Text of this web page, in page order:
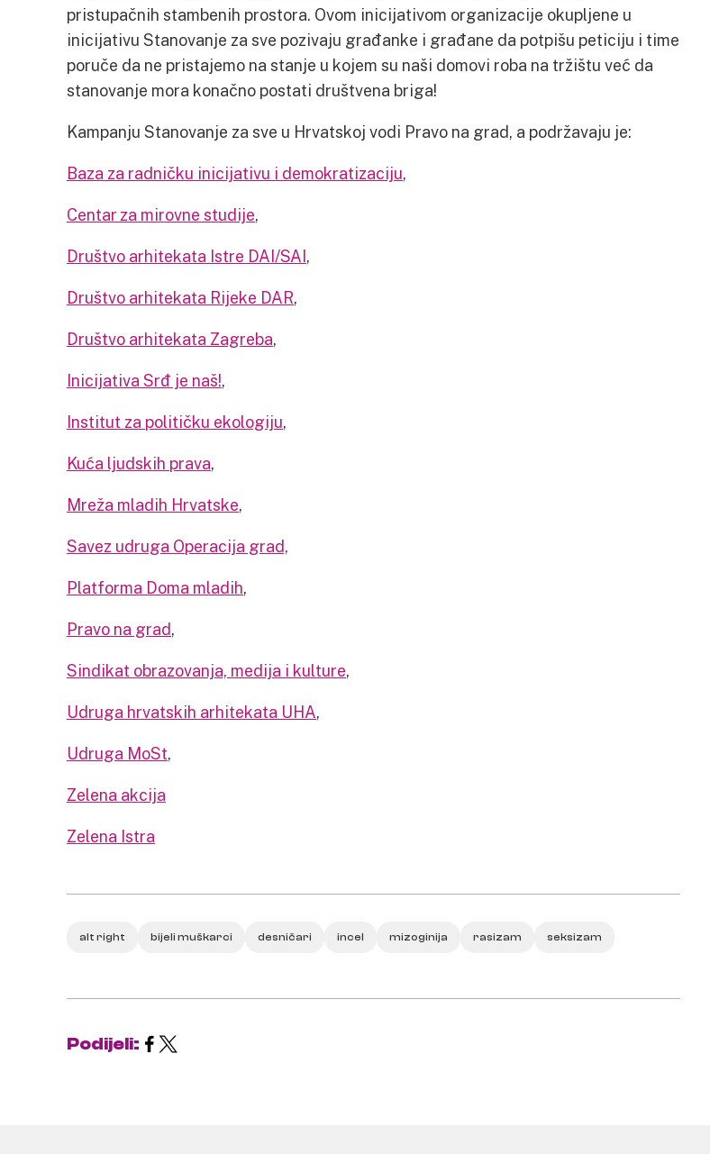
pristupačnih stambenih prostora. Ovom inicijativom organizacije okupljene u
inicijativu Stanovanje za sve pozivaju građanke i građane da potpišu peticiju i time
poruče da ne pristajemo na stanje u kojem su naši domovi roba na tržištu već da
stanovanje mora konačno postati društvena briga!
Kampanju Stanovanje za sve u Hrvatskoj vodi Pravo na grad, a podržavaju je:
Baza za radničku inicijativu i demokratizaciju,
Centar za mirovne studije,
Društvo arhitekata Istre DAI/SAI,
Društvo arhitekata Rijeke DAR,
Društvo arhitekata Zagreba,
Inicijativa Srđ je naš!,
Institut za političku ekologiju,
Kuća ljudskih prava,
Mreža mladih Hrvatske,
Savez udruga Operacija grad,
Platforma Doma mladih,
Pravo na grad,
Sindikat obrazovanja, medija i kulture,
Udruga hrvatskih arhitekata UHA,
Udruga MoSt,
Zelena akcija
Zelena Istra
alt right bijeli muškarci desničari incel mizoginija rasizam seksizam
Podijeli: